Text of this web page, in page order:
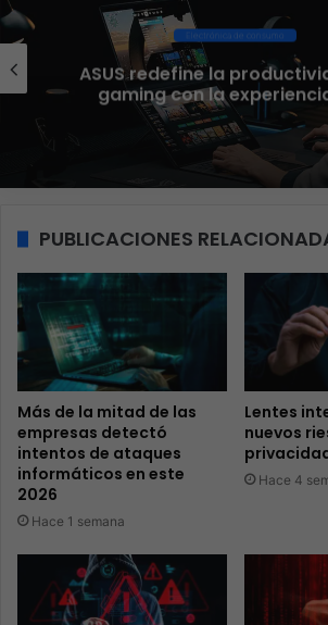
Ciberseguridad
El 73% de las
aseguran que el
PUBLICACIONES
Más de la mitad de las
empresas detectó
intentos de ataques
informáticos en este
2026
Hace 1 semana
Lentes
nuevos
Hace 4